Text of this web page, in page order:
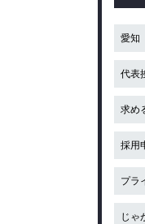
愛知
代表
求め
採用
プラ
じゃ